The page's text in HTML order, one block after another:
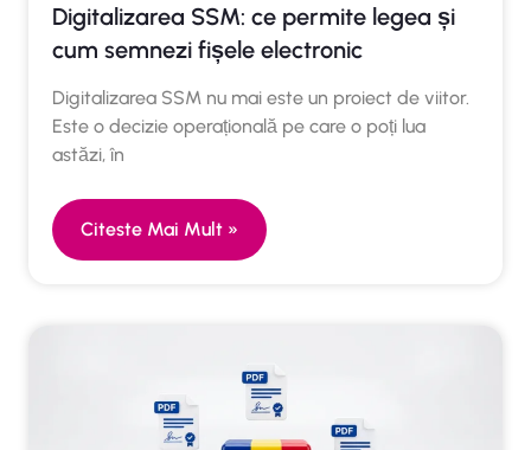
Digitalizarea SSM: ce permite legea și
cum semnezi fișele electronic
Digitalizarea SSM nu mai este un proiect de viitor.
Este o decizie operațională pe care o poți lua
astăzi, în
Citeste Mai Mult »